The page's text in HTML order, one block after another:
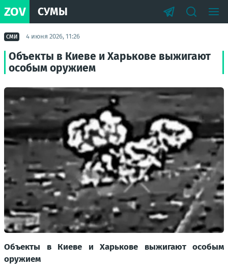
ZOV СУМЫ
СМИ 4 июня 2026, 11:26
Объекты в Киеве и Харькове выжигают
особым оружием
Объекты в Киеве и Харькове выжигают особым
оружием